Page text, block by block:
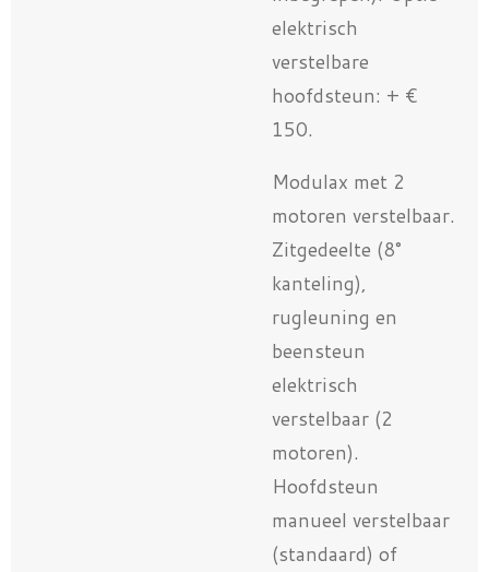
elektrisch
verstelbare
hoofdsteun: + €
150.
Modulax met 2
motoren verstelbaar.
Zitgedeelte (8°
kanteling),
rugleuning en
beensteun
elektrisch
verstelbaar (2
motoren).
Hoofdsteun
manueel verstelbaar
(standaard) of